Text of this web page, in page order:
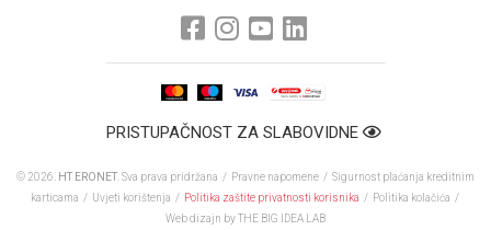
PRISTUPAČNOST ZA SLABOVIDNE
© 2026. HT ERONET . Sva prava pridržana / Pravne napomene / Sigurnost plaćanja kreditnim
karticama / Uvjeti korištenja / Politika zaštite privatnosti korisnika / Politika kolačića /
Web dizajn by THE BIG IDEA LAB